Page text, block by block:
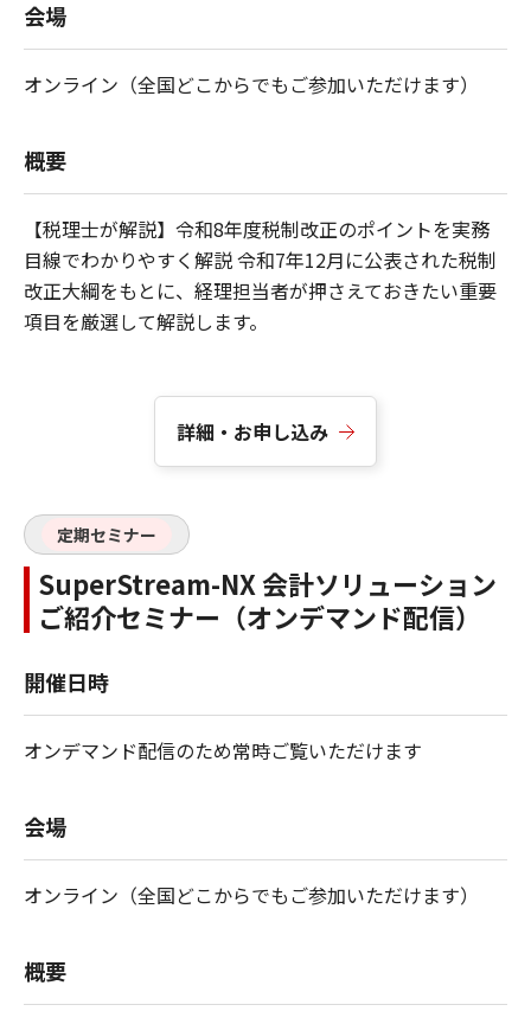
会場
オンライン（全国どこからでもご参加いただけます）
概要
【税理士が解説】令和8年度税制改正のポイントを実務
目線でわかりやすく解説 令和7年12月に公表された税制
改正大綱をもとに、経理担当者が押さえておきたい重要
項目を厳選して解説します。
詳細・お申し込み
定期セミナー
SuperStream-NX 会計ソリューション
ご紹介セミナー（オンデマンド配信）
開催日時
オンデマンド配信のため常時ご覧いただけます
会場
オンライン（全国どこからでもご参加いただけます）
概要